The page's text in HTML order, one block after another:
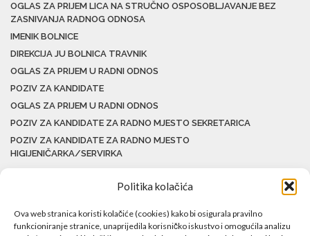
Politika kolačića
Ova web stranica koristi kolačiće (cookies) kako bi osigurala pravilno
funkcioniranje stranice, unaprijedila korisničko iskustvo i omogućila analizu
OGLAS ZA PRIJEM LICA NA STRUČNO OSPOSOBLJAVANJE BEZ
ZASNIVANJA RADNOG ODNOSA
IMENIK BOLNICE
DIREKCIJA JU BOLNICA TRAVNIK
OGLAS ZA PRIJEM U RADNI ODNOS
POZIV ZA KANDIDATE
OGLAS ZA PRIJEM U RADNI ODNOS
POZIV ZA KANDIDATE ZA RADNO MJESTO SEKRETARICA
POZIV ZA KANDIDATE ZA RADNO MJESTO
HIGIJENIČARKA/SERVIRKA